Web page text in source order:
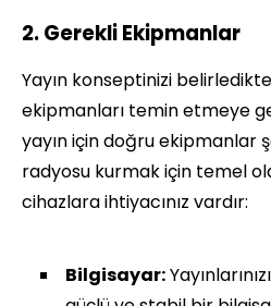
2. Gerekli Ekipmanlar
Yayın konseptinizi
ekipmanları temin etmeye
yayın için doğru ekipmanlar
radyosu kurmak için temel
cihazlara ihtiyacınız vardır:
Bilgisayar: